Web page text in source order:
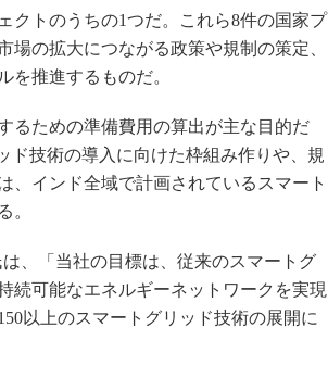
製造業ビッグデータ
メイドインジャパン
植物工場
海外生産
グローバル設計・開発
新型コロナへの対応
トのうちの1つだ。これら8件の国家プ
場の拡大につながる政策や規制の策定、
を推進するものだ。
るための準備費用の算出が主な目的だ
ド技術の導入に向けた枠組み作りや、規
、インド全域で計画されているスマート
。
、「当社の目標は、従来のスマートグ
続可能なエネルギーネットワークを実現
以上のスマートグリッド技術の展開に